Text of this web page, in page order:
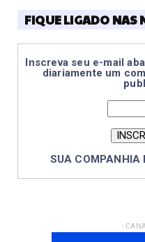
FIQUE LIGADO NAS
Inscreva seu e-mail
diariamente um
SUA COMPANHIA
-